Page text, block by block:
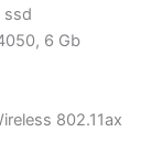
ssd
6 Gb
802.11ax